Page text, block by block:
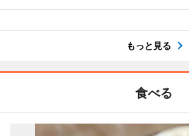
もっと見る
食べる